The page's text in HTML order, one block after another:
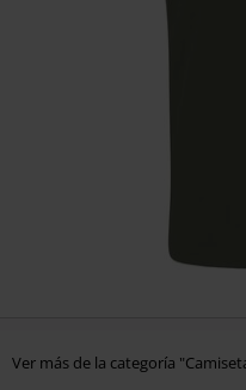
Ver más de la categoría